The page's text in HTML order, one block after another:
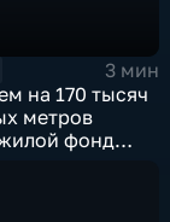
3 мин
на 170 тысяч
метров
фонд